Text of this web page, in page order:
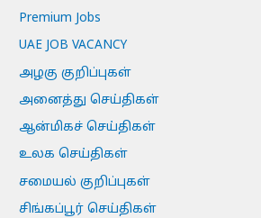
Premium Jobs
UAE JOB VACANCY
அழகு குறிப்புகள்
அனைத்து செய்திகள்
ஆன்மிகச் செய்திகள்
உலக செய்திகள்
சமையல் குறிப்புகள்
சிங்கப்பூர் செய்திகள்